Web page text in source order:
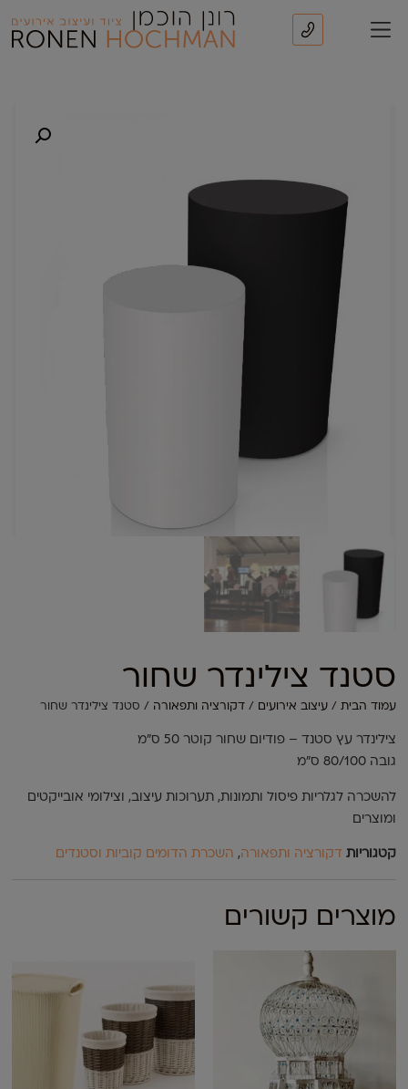
סטנד צילינדר שחור
עמוד הבית /עיצוב אירועים /דקורציה ותפאורה / סטנד צילינדר שחור
צילינדר עץ סטנד – פודיום שחור קוטר 50 ס"מ
גובה 80/100 ס"מ
להשכרה לגלריות פיסול ותמונות, תערוכות עיצוב, וצילומי אובייקטים
ומוצרים
קטגוריות דקורציה ותפאורה, השכרת הדומים קוביות וסטנדים
מוצרים קשורים